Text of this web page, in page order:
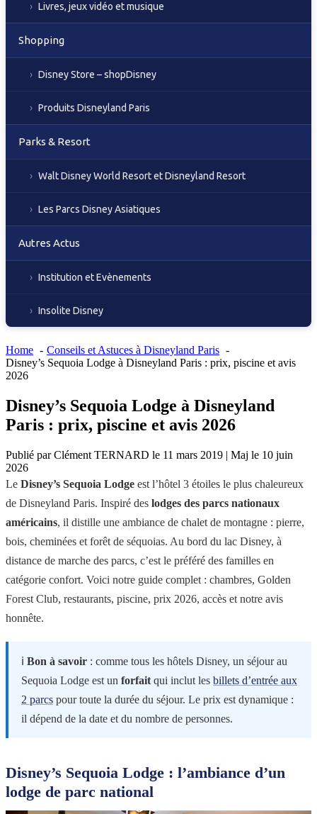
Livres, jeux vidéo et musique
Shopping
Disney Store – shopDisney
Produits Disneyland Paris
Parks & Resort
Walt Disney World Resort et Disneyland Resort
Les Parcs Disney Asiatiques
Autres Actus
Institution et Evènements
Insolite Disney
Home
Conseils et Astuces à Disneyland Paris
Disney’s Sequoia Lodge à Disneyland Paris : prix, piscine et avis
2026
Disney’s Sequoia Lodge à Disneyland
Paris : prix, piscine et avis 2026
Publié parClément TERNARD le 11 mars 2019 | Maj le 10 juin
2026
Le Disney’s Sequoia Lodge est l’hôtel 3 étoiles le plus chaleureux
de Disneyland Paris. Inspiré des lodges des parcs nationaux
américains, il distille une ambiance de chalet de montagne : pierre,
bois, cheminées et forêt de séquoias. Au bord du lac Disney, à
distance de marche des parcs, c’est le préféré des familles en
catégorie confort. Voici notre guide complet : chambres, Golden
Forest Club, restaurants, piscine, prix 2026, accès et notre avis
honnête.
ℹ️ Bon à savoir : comme tous les hôtels Disney, un séjour au
Sequoia Lodge est un forfait qui inclut les billets d’entrée aux
2 parcs pour toute la durée du séjour. Le prix est dynamique :
il dépend de la date et du nombre de personnes.
Disney’s Sequoia Lodge : l’ambiance d’un
lodge de parc national